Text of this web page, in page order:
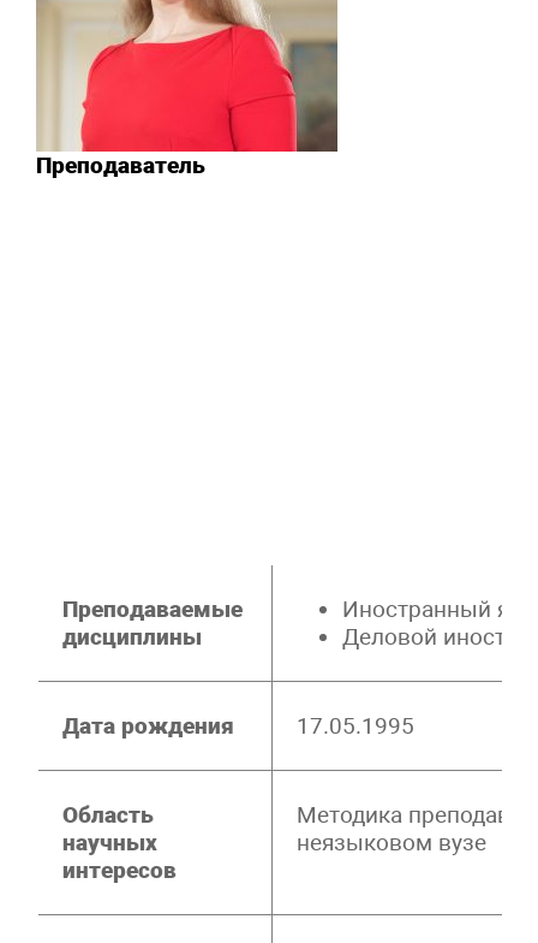
Преподаватель
Преподаваемые
дисциплины
Иностранный
Деловой
Дата рождения 17.05.1995
Область
научных
интересов
Методика
неязыковом вузе